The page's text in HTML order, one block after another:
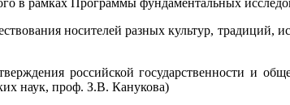
носителей разных культур, традиций,
российской государственности и
наук, проф. З.В. Канукова)